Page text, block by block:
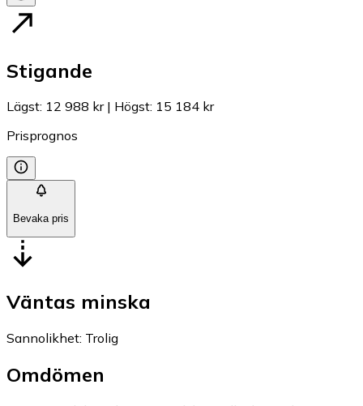
Stigande
Lägst: 12 988 kr| Högst: 15 184 kr
Prisprognos
Bevaka pris
Väntas minska
Sannolikhet: Trolig
Omdömen